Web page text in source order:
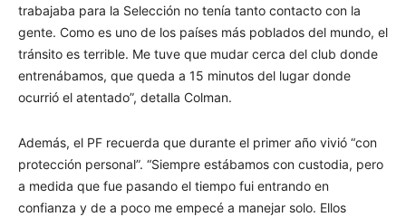
trabajaba para la Selección no tenía tanto contacto con la
gente. Como es uno de los países más poblados del mundo, el
tránsito es terrible. Me tuve que mudar cerca del club donde
entrenábamos, que queda a 15 minutos del lugar donde
ocurrió el atentado”, detalla Colman.
Además, el PF recuerda que durante el primer año vivió “con
protección personal”. “Siempre estábamos con custodia, pero
a medida que fue pasando el tiempo fui entrando en
confianza y de a poco me empecé a manejar solo. Ellos